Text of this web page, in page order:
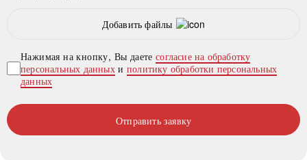
Добавить файлы
Нажимая на кнопку, Вы даетесогласие на обработку
персональных данныхиполитику обработки персональных
данных
Отправить заявку